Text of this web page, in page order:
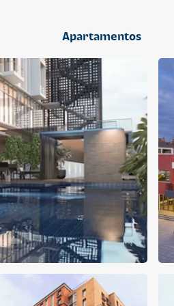
Apartamentos
APARTAMENTO
Q 1,400,000
Cuotas desde Q 9,019*
CENTRICO MADRID
CENTRICO
2 dormitorios 1 baño 2 parqueos
Q
Cuotas
CENTRICO
2